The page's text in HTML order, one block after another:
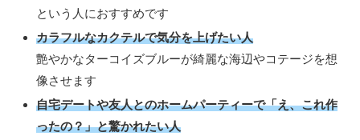
という人におすすめです
カラフルなカクテルで気分を上げたい人
艶やかなターコイズブルーが綺麗な海辺やコテージを想
像させます
自宅デートや友人とのホームパーティーで「え、これ作
ったの？」と驚かれたい人